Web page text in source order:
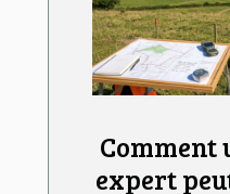
Comment
expert